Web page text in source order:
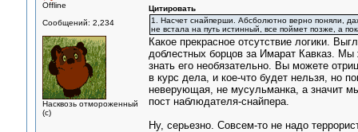
Offline
Сообщений: 2,234
Насквозь отмороженный
(с)
Цитировать
1. Насчет снайперши. Абсболютно верно поняли,
не встала на путь истинный, все поймет позже, а
Какое прекрасное отсутствие логики.
доблестных борцов за Имарат Кавказ. Мы
знать его необязательно. Вы можете
в курс дела, и кое-что будет нельзя, но
неверующая, не мусульманка, а значит
пост наблюдателя-снайпера.
Ну, серьезно. Совсем-то не надо